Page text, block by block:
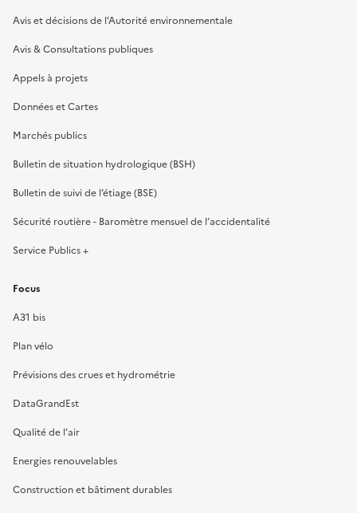
Avis et décisions de l’Autorité environnementale
Avis & Consultations publiques
Appels à projets
Données et Cartes
Marchés publics
Bulletin de situation hydrologique (BSH)
Bulletin de suivi de l’étiage (BSE)
Sécurité routière - Baromètre mensuel de l’accidentalité
Service Publics +
Focus
A31 bis
Plan vélo
Prévisions des crues et hydrométrie
DataGrandEst
Qualité de l’air
Energies renouvelables
Construction et bâtiment durables